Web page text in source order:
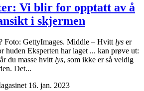
Vi blir for opptatt av å
i skjermen
Foto: GettyImages. Middle – Hvitt lys er
huden Eksperten har laget ... kan prøve ut:
du masse hvitt lys, som ikke er så veldig
Det...
16. jan. 2023